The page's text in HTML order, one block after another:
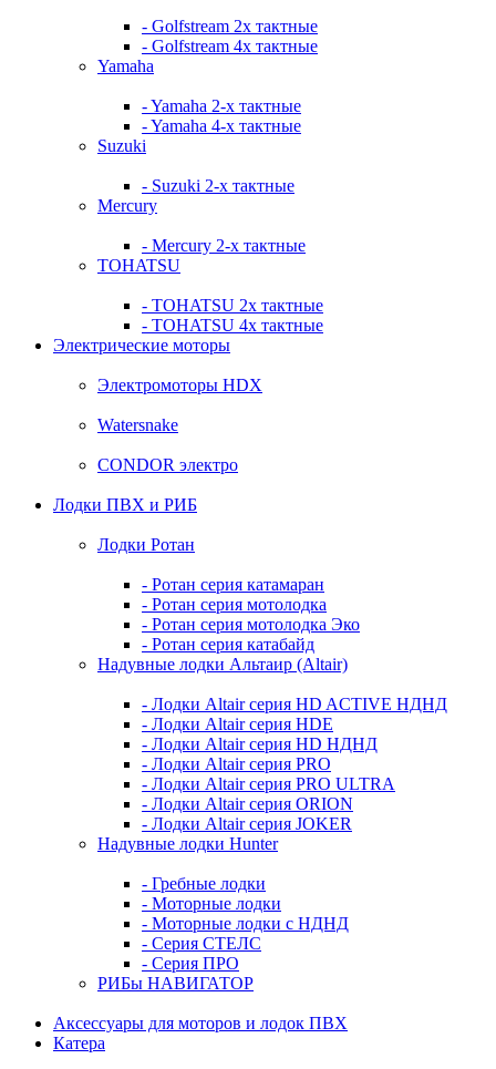
- Golfstream 2х тактные
- Golfstream 4х тактные
Yamaha
- Yamaha 2-х тактные
- Yamaha 4-х тактные
Suzuki
- Suzuki 2-х тактные
Mercury
- Mercury 2-х тактные
TOHATSU
- TOHATSU 2х тактные
- TOHATSU 4х тактные
Электрические моторы
Электромоторы HDX
Watersnake
CONDOR электро
Лодки ПВХ и РИБ
Лодки Ротан
- Ротан серия катамаран
- Ротан серия мотолодка
- Ротан серия мотолодка Эко
- Ротан серия катабайд
Надувные лодки Альтаир (Altair)
- Лодки Altair серия HD ACTIVE НДНД
- Лодки Altair серия HDE
- Лодки Altair серия HD НДНД
- Лодки Altair серия PRO
- Лодки Altair серия PRO ULTRA
- Лодки Altair серия ORION
- Лодки Altair серия JOKER
Надувные лодки Hunter
- Гребные лодки
- Моторные лодки
- Моторные лодки с НДНД
- Серия СТЕЛС
- Серия ПРО
РИБы НАВИГАТОР
Аксессуары для моторов и лодок ПВХ
Катера